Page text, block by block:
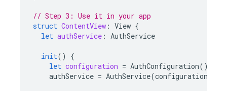
// Step 3: Use it in your app
struct ContentView : View {
let authService : AuthService
init()
{
let configuration = AuthConfiguration()
authService = AuthService(configuration